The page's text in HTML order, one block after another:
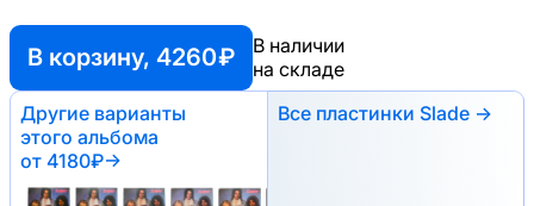
В корзину, 4260 ₽
В наличии
на складе
Другие варианты
этого альбома
от 4180₽→
Все пластинки Slade →